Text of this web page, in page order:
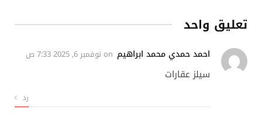
تعليق واحد
احمد حمدي محمد ابراهيم نوفمبر 6, 2025 7:33 ص
سيلز عقارات
رد